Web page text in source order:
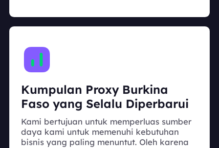
Kumpulan Proxy Burkina
Faso yang Selalu Diperbarui
Kami bertujuan untuk memperluas sumber
daya kami untuk memenuhi kebutuhan
bisnis yang paling menuntut. Oleh karena